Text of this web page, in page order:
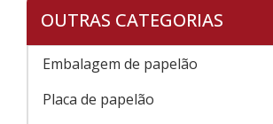
OUTRAS CATEGORIAS
Embalagem de papelão
Placa de papelão